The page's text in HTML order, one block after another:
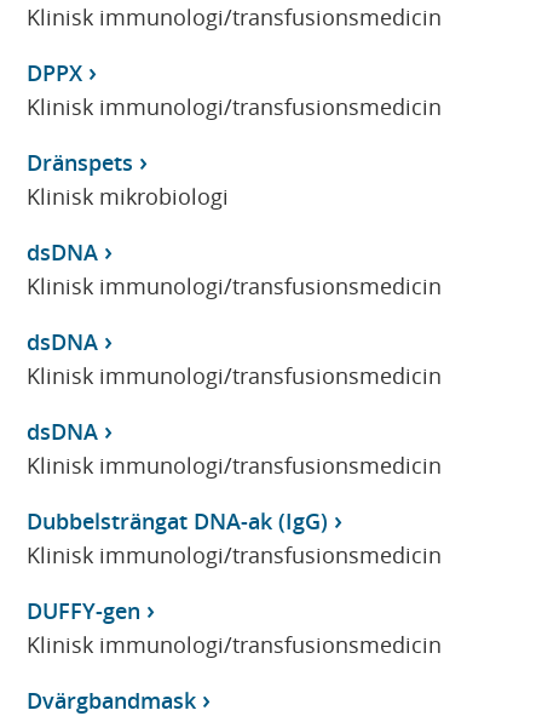
Klinisk immunologi/transfusionsmedicin
DPPX
Klinisk immunologi/transfusionsmedicin
Dränspets
Klinisk mikrobiologi
dsDNA
Klinisk immunologi/transfusionsmedicin
dsDNA
Klinisk immunologi/transfusionsmedicin
dsDNA
Klinisk immunologi/transfusionsmedicin
Dubbelsträngat DNA-ak (IgG)
Klinisk immunologi/transfusionsmedicin
DUFFY-gen
Klinisk immunologi/transfusionsmedicin
Dvärgbandmask